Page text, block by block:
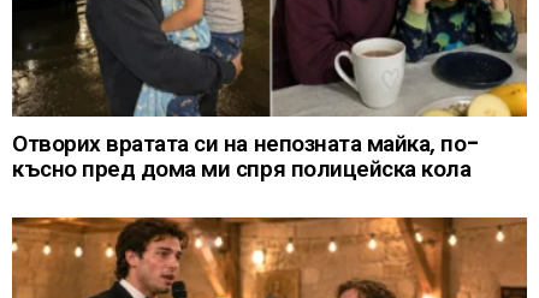
Отворих вратата си на непозната майка, по-
късно пред дома ми спря полицейска кола